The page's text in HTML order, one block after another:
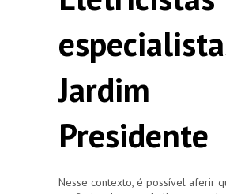
Jardim
Presidente
Nesse contexto, é possível aferir